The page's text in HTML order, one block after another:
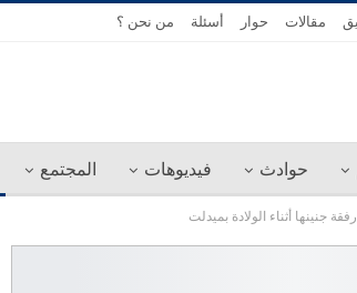
مقالات حوار أسئلة من نحن ؟
حوادث فيديوهات المجتمع
جنينها أثناء الولادة بميدلت